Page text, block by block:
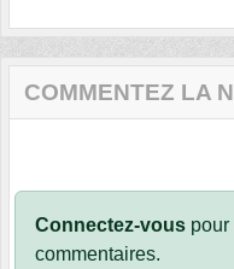
COMMENTEZ LA
Connectez-vous pour
commentaires.